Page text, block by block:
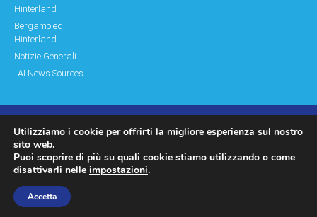
Hinterland
Bergamo ed
Hinterland
Notizie Generali
AI News Sources
© Copyright 2011 – 2026 Montagne & Paesi
Log In|Log Out Privacy Policy
Utilizziamo i cookie per offrirti la migliore esperienza sul nostro
sito web.
Puoi scoprire di più su quali cookie stiamo utilizzando o come
disattivarli nelle impostazioni.
Accetta